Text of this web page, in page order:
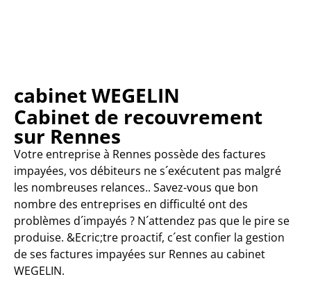
cabinet WEGELIN
Cabinet de recouvrement
sur Rennes
Votre entreprise à Rennes possède des factures
impayées, vos débiteurs ne s´exécutent pas malgré
les nombreuses relances.. Savez-vous que bon
nombre des entreprises en difficulté ont des
problèmes d´impayés ? N´attendez pas que le pire se
produise. &Ecric;tre proactif, c´est confier la gestion
de ses factures impayées sur Rennes au cabinet
WEGELIN.